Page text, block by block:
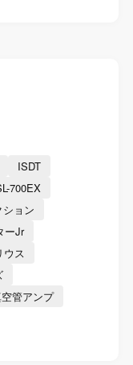
ISDT
700EX
ション
ーJr
ウス
管アンプ